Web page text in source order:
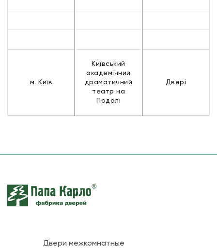
м. Київ
Київський
академічний
драматичний
театр на
Подолі
Дверi
Двери межкомнатные